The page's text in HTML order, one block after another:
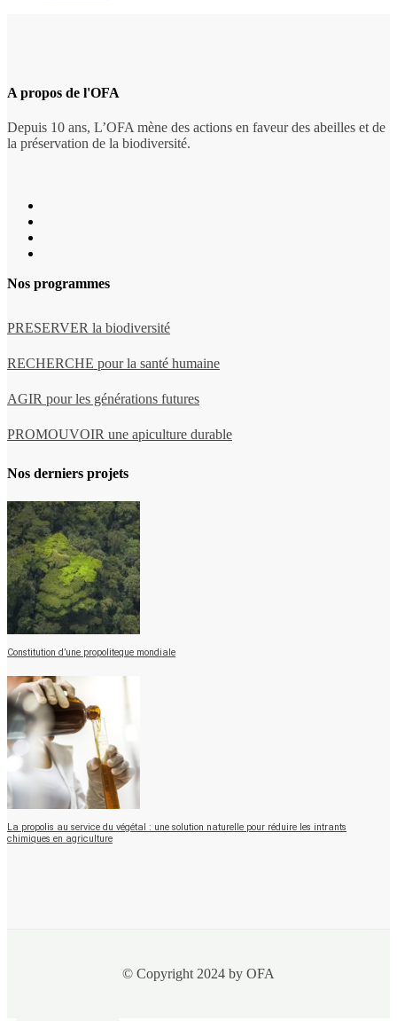
A propos de l'OFA
Depuis 10 ans, L’OFA mène des actions en faveur des abeilles et de
la préservation de la biodiversité.
Nos programmes
PRESERVER la biodiversité
RECHERCHE pour la santé humaine
AGIR pour les générations futures
PROMOUVOIR une apiculture durable
Nos derniers projets
Constitution d’une propoliteque mondiale
La propolis au service du végétal : une solution naturelle pour réduire les intrants
chimiques en agriculture
© Copyright 2024 by OFA